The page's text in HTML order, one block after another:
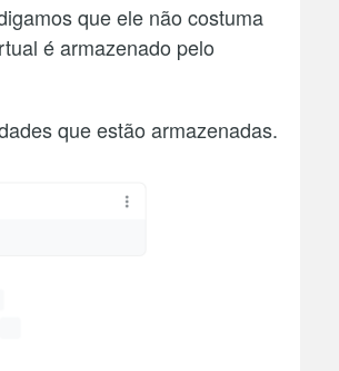
que ele não costuma
é armazenado pelo
que estão armazenadas.